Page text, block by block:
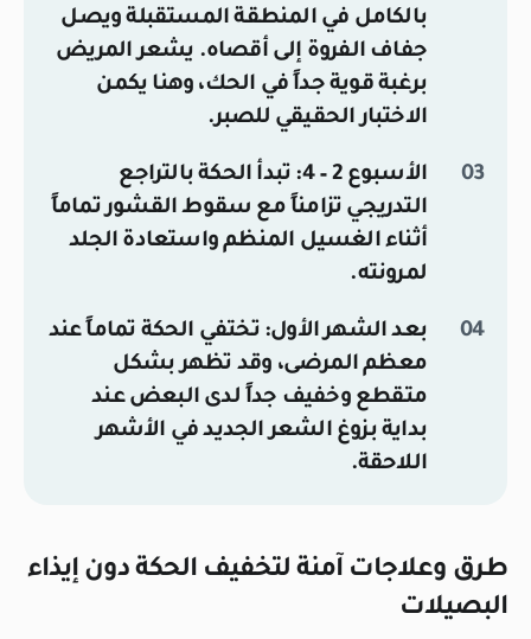
بالكامل في المنطقة المستقبلة ويصل
جفاف الفروة إلى أقصاه. يشعر المريض
برغبة قوية جداً في الحك، وهنا يكمن
الاختبار الحقيقي للصبر.
الأسبوع 2 – 4:
تبدأ الحكة بالتراجع
التدريجي تزامناً مع سقوط القشور تماماً
أثناء الغسيل المنظم واستعادة الجلد
لمرونته.
بعد الشهر الأول: تختفي الحكة تماماً عند
معظم المرضى، وقد تظهر بشكل
متقطع وخفيف جداً لدى البعض عند
بداية بزوغ الشعر الجديد في الأشهر
اللاحقة.
طرق وعلاجات آمنة لتخفيف الحكة دون إيذاء
البصيلات